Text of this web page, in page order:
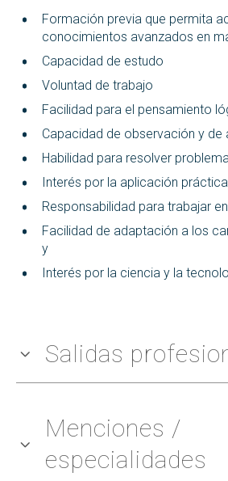
Formación previa que permita
conocimientos avanzados en
Capacidad de estudo
Voluntad de trabajo
Facilidad para el pensamiento
Capacidad de observación y de
Habilidad para resolver
Interés por la aplicación
Responsabilidad para trabajar
Facilidad de adaptación a los
y
Interés por la ciencia y la
Salidas
Menciones /
especialidades